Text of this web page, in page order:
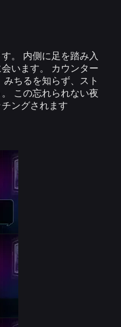
。 内側に足を踏み入
います。 カウンター
ちるを知らず、スト
この忘れられない夜
ングされます